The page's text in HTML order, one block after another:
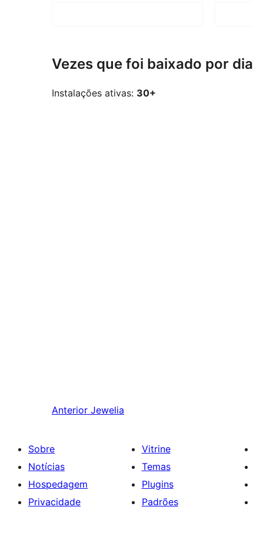
Vezes que foi baixado por dia
Instalações ativas: 30+
Anterior Jewelia
Sobre
Notícias
Hospedagem
Privacidade
Vitrine
Temas
Plugins
Padrões